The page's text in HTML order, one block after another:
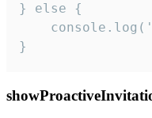
} else {
}